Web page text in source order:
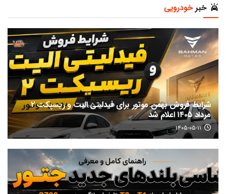
خبرخودرویی
شرایط فروش بهمن موتور برای فیدلیتی الیت و ریسپکت ۲
مرداد ۱۴۰۵ اعلام شد
۱۴۰۵-۰۵-۱۱